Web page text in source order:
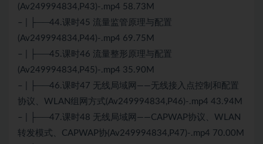
(Av249994834,P43)-.mp4 58.73M
– | ├──44.课时45 流量监管原理与配置
(Av249994834,P44)-.mp4 69.75M
– | ├──45.课时46 流量整形原理与配置
(Av249994834,P45)-.mp4 35.90M
– | ├──46.课时47 无线局域网——无线接入点控制和配置
协议、WLAN组网方式(Av249994834,P46)-.mp4 43.94M
– | ├──47.课时48 无线局域网——CAPWAP协议、WLAN
转发模式、CAPWAP协(Av249994834,P47)-.mp4 70.00M